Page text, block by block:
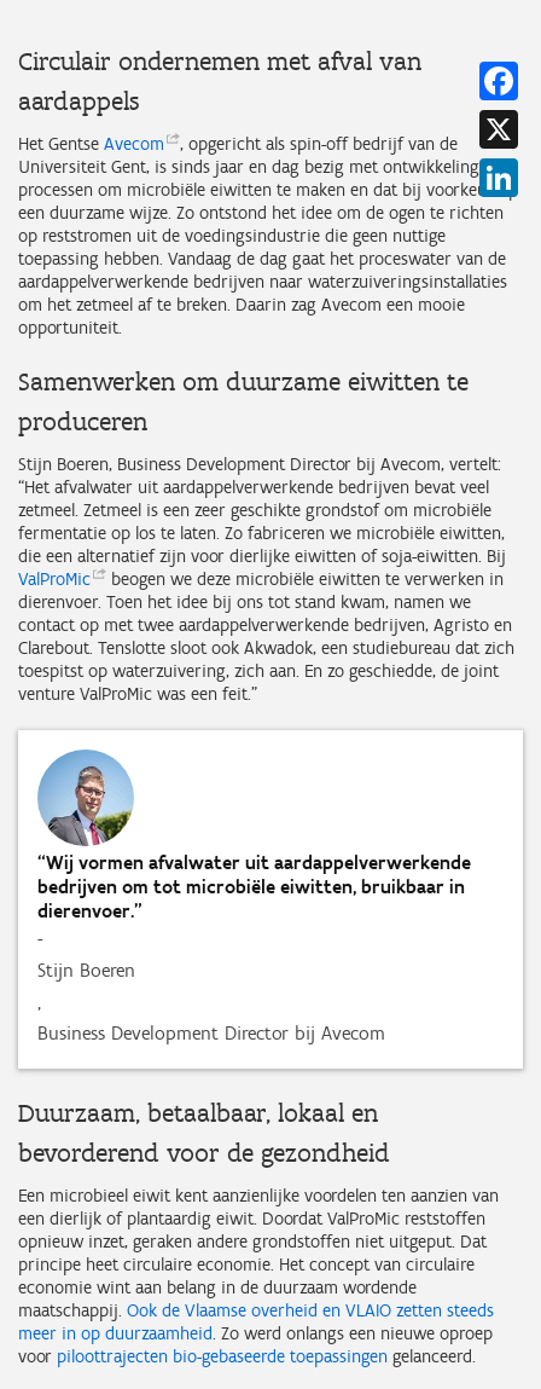
Circulair ondernemen met afval van
aardappels
Het Gentse Avecom
, opgericht als spin-off bedrijf van de
Universiteit Gent, is sinds jaar en dag bezig met ontwikkeling van
processen om microbiële eiwitten te maken en dat bij voorkeur op
een duurzame wijze. Zo ontstond het idee om de ogen te richten
op reststromen uit de voedingsindustrie die geen nuttige
toepassing hebben. Vandaag de dag gaat het proceswater van de
aardappelverwerkende bedrijven naar waterzuiveringsinstallaties
om het zetmeel af te breken. Daarin zag Avecom een mooie
opportuniteit.
Samenwerken om duurzame eiwitten te
produceren
Stijn Boeren, Business Development Director bij Avecom, vertelt:
“Het afvalwater uit aardappelverwerkende bedrijven bevat veel
zetmeel. Zetmeel is een zeer geschikte grondstof om microbiële
fermentatie op los te laten. Zo fabriceren we microbiële eiwitten,
die een alternatief zijn voor dierlijke eiwitten of soja-eiwitten. Bij
ValProMic
beogen we deze microbiële eiwitten te verwerken in
dierenvoer. Toen het idee bij ons tot stand kwam, namen we
contact op met twee aardappelverwerkende bedrijven, Agristo en
Clarebout. Tenslotte sloot ook Akwadok, een studiebureau dat zich
toespitst op waterzuivering, zich aan. En zo geschiedde, de joint
venture ValProMic was een feit.”
“Wij vormen afvalwater uit aardappelverwerkende
bedrijven om tot microbiële eiwitten, bruikbaar in
dierenvoer.”
-
Stijn Boeren
,
Business Development Director bij Avecom
Duurzaam, betaalbaar, lokaal en
bevorderend voor de gezondheid
Een microbieel eiwit kent aanzienlijke voordelen ten aanzien van
een dierlijk of plantaardig eiwit. Doordat ValProMic reststoffen
opnieuw inzet, geraken andere grondstoffen niet uitgeput. Dat
principe heet circulaire economie. Het concept van circulaire
economie wint aan belang in de duurzaam wordende
maatschappij. Ook de Vlaamse overheid en VLAIO zetten steeds
meer in op duurzaamheid. Zo werd onlangs een nieuwe oproep
voor piloottrajecten bio-gebaseerde toepassingen gelanceerd.